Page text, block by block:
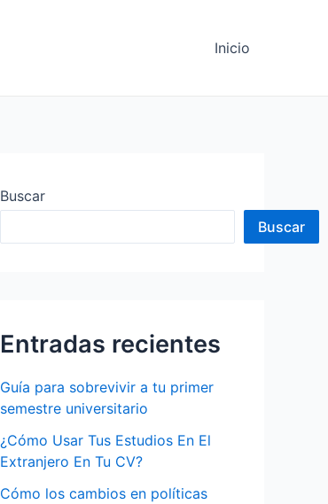
Inicio
Buscar
Buscar
Entradas recientes
Guía para sobrevivir a tu primer
semestre universitario
¿Cómo Usar Tus Estudios En El
Extranjero En Tu CV?
Cómo los cambios en políticas